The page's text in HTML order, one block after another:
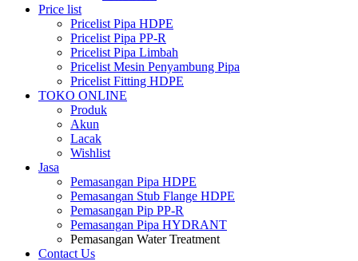
Price list
Pricelist Pipa HDPE
Pricelist Pipa PP-R
Pricelist Pipa Limbah
Pricelist Mesin Penyambung Pipa
Pricelist Fitting HDPE
TOKO ONLINE
Produk
Akun
Lacak
Wishlist
Jasa
Pemasangan Pipa HDPE
Pemasangan Stub Flange HDPE
Pemasangan Pip PP-R
Pemasangan Pipa HYDRANT
Pemasangan Water Treatment
Contact Us